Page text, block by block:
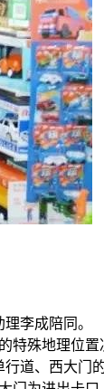
理李成陪同
特殊地理位
道、西大门